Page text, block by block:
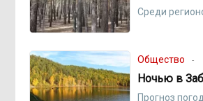
Среди
Общество
Ночью в
Прогноз